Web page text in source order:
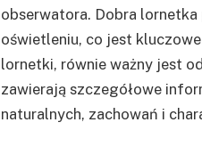
obserwatora. Dobra
oświetleniu, co jest
lornetki, równie ważny jest
zawierają szczegółowe
naturalnych, zachowań i